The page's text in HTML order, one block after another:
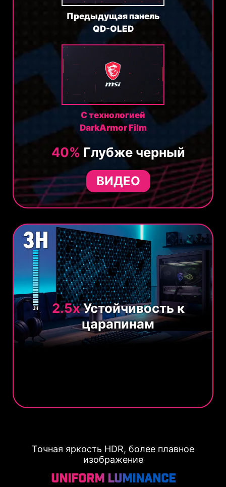
Предыдущая панель
QD-OLED
С технологией
DarkArmor Film
40% Глубже черный
ВИДЕО
2.5xУстойчивость к
царапинам
Точная яркость HDR, более плавное
изображение
Uniform Luminance